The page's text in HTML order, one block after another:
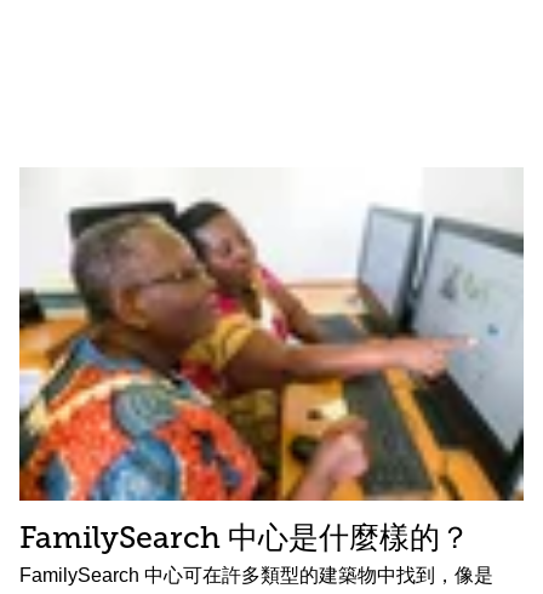
FamilySearch 中心是什麼樣的？
FamilySearch 中心可在許多類型的建築物中找到，像是